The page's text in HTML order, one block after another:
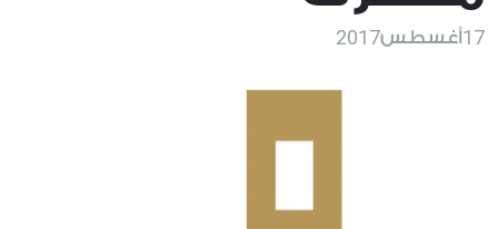
17أغسطس2017